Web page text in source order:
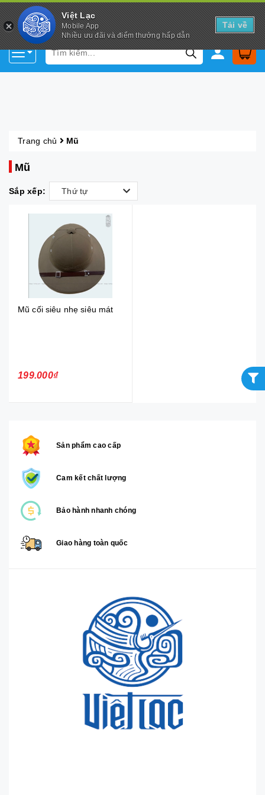
Việt Lạc
Mobile App
Nhiều ưu đãi và điểm thưởng hấp dẫn
Tải về
Trang chủ Mũ
Mũ
Sắp xếp: Thứ tự
Mũ cối siêu nhẹ siêu mát
199.000₫
Sản phẩm cao cấp
Cam kết chất lượng
Bảo hành nhanh chóng
Giao hàng toàn quốc